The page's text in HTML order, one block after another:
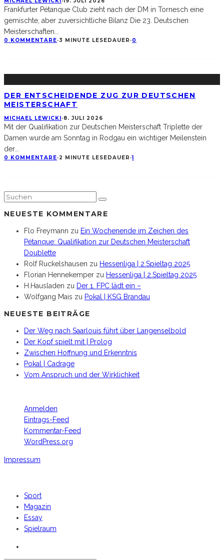
Frankfurter Pétanque Club zieht nach der DM in Tornesch eine
gemischte, aber zuversichtliche Bilanz Die 23. Deutschen
Meisterschaften...
0 KOMMENTARE·3 MINUTE LESEDAUER ·0
DER ENTSCHEIDENDE ZUG ZUR DEUTSCHEN
MEISTERSCHAFT
MICHAEL LEWICKI·8. JULI 2026
Mit der Qualifikation zur Deutschen Meisterschaft Triplette der
Damen wurde am Sonntag in Rodgau ein wichtiger Meilenstein
der...
0 KOMMENTARE·2 MINUTE LESEDAUER ·1
NEUESTE KOMMENTARE
Flo Freymann zu Ein Wochenende im Zeichen des
Pétanque: Qualifikation zur Deutschen Meisterschaft
Doublette
Rolf Ruckelshausen zu Hessenliga | 2.Spieltag 2025
Florian Hennekemper zu Hessenliga | 2.Spieltag 2025
H.Hausladen zu Der 1. FPC lädt ein –
Wolfgang Mais zu Pokal | KSG Brandau
NEUESTE BEITRÄGE
Der Weg nach Saarlouis führt über Langenselbold
Der Kopf spielt mit | Prolog
Zwischen Hoffnung und Erkenntnis
Pokal | Cadrage
Vom Anspruch und der Wirklichkeit
Anmelden
Eintrags-Feed
Kommentar-Feed
WordPress.org
Impressum
Sport
Magazin
Essay
Spielraum